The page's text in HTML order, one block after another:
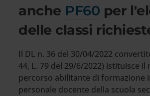
anche PF60 per
delle classi
Il DL n. 36 del 30/04/2022
44, L. 79 del 29/6/2022) istituisce il
percorso abilitante di formazione
personale docente della scuola